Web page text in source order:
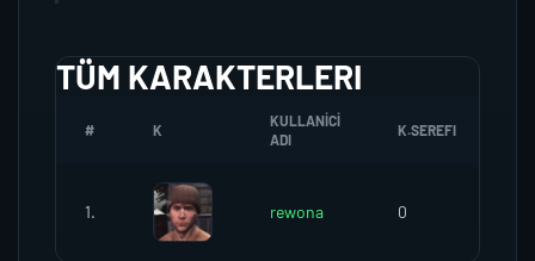
TÜM KARAKTERLERI
# K
KULLANICI
ADI
K.SEREFI
1. rewona 0